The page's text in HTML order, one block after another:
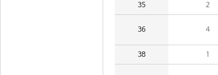
35 2
36 4
38 1